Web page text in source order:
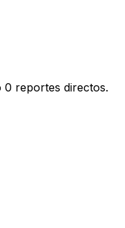
0 reportes directos.